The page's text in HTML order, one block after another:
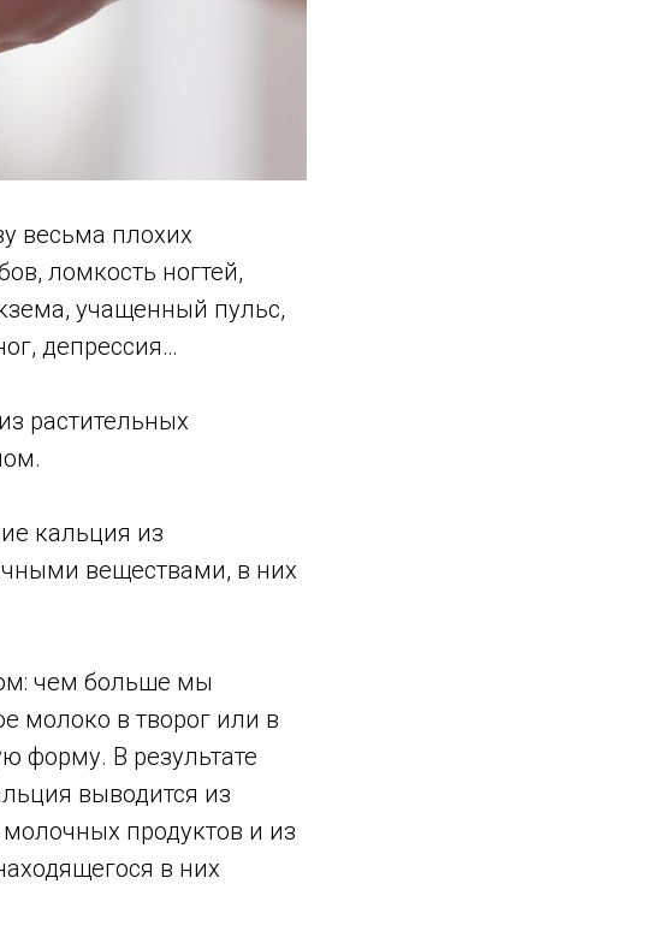
весьма плохих
ломкость ногтей,
учащенный пульс,
депрессия…
растительных
кальция из
веществами, в них
чем больше мы
молоко в творог или в
форму. В результате
выводится из
продуктов и из
в них